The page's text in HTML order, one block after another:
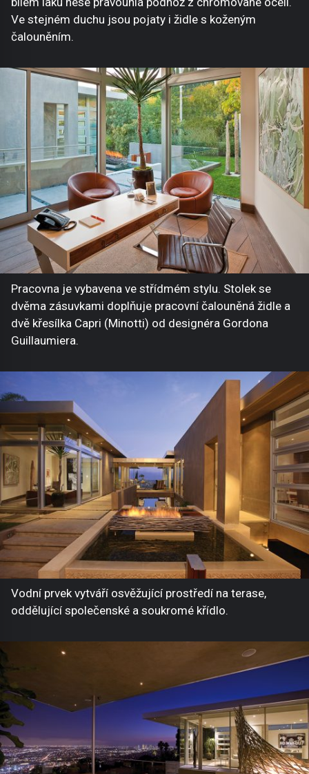
Ve stejném duchu jsou pojaty i židle s koženým
čalouněním.
Pracovna je vybavena ve střídmém stylu. Stolek se
dvěma zásuvkami doplňuje pracovní čalouněná židle a
dvě křesílka Capri (Minotti) od designéra Gordona
Guillaumiera.
Vodní prvek vytváří osvěžující prostředí na terase,
oddělující společenské a soukromé křídlo.